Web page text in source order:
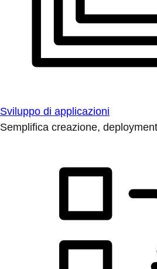
Sviluppo di applicazioni
Semplifica creazione,